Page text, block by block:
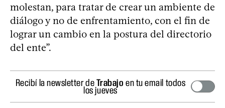
molestan, para tratar de crear un ambiente de
diálogo y no de enfrentamiento, con el fin de
lograr un cambio en la postura del directorio
del ente”.
Recibí la newsletter deTrabajo en tu email todos
los jueves